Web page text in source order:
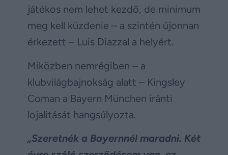
játékos nem lehet kezdő, de minimum
meg kell küzdenie – a szintén újonnan
érkezett – Luis Diazzal a helyért.
Miközben nemrégiben – a
klubvilágbajnokság alatt – Kingsley
Coman a Bayern München iránti
lojalitását hangsúlyozta.
„Szeretnék a Bayernnél maradni. Két